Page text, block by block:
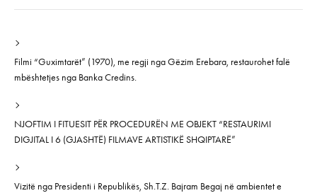
Filmi “Guximtarët” (1970), me regji nga Gëzim Erebara, restaurohet falë
mbështetjes nga Banka Credins.
NJOFTIM I FITUESIT PËR PROCEDURËN ME OBJEKT “RESTAURIMI
DIGJITAL I 6 (GJASHTË) FILMAVE ARTISTIKË SHQIPTARË”
Vizitë nga Presidenti i Republikës, Sh.T.Z. Bajram Begaj në ambientet e